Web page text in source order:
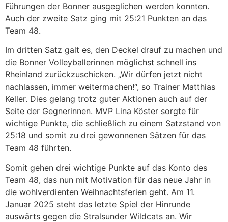
Führungen der Bonner ausgeglichen werden konnten.
Auch der zweite Satz ging mit 25:21 Punkten an das
Team 48.
Im dritten Satz galt es, den Deckel drauf zu machen und
die Bonner Volleyballerinnen möglichst schnell ins
Rheinland zurückzuschicken. „Wir dürfen jetzt nicht
nachlassen, immer weitermachen!“, so Trainer Matthias
Keller. Dies gelang trotz guter Aktionen auch auf der
Seite der Gegnerinnen. MVP Lina Köster sorgte für
wichtige Punkte, die schließlich zu einem Satzstand von
25:18 und somit zu drei gewonnenen Sätzen für das
Team 48 führten.
Somit gehen drei wichtige Punkte auf das Konto des
Team 48, das nun mit Motivation für das neue Jahr in
die wohlverdienten Weihnachtsferien geht. Am 11.
Januar 2025 steht das letzte Spiel der Hinrunde
auswärts gegen die Stralsunder Wildcats an. Wir